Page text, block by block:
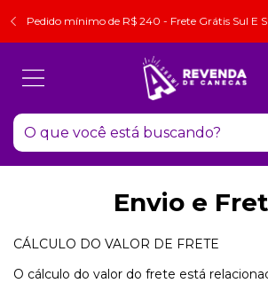
Pedido mínimo de R$ 240 - Frete Grátis Sul E
Envio e
CÁLCULO DO VALOR DE FRETE
O cálculo do valor do frete está